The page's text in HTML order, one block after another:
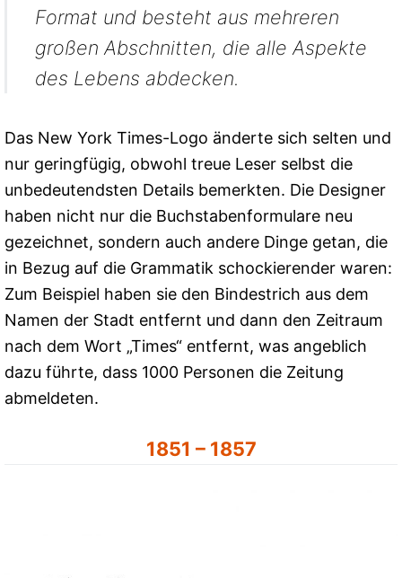
Format und besteht aus mehreren
großen Abschnitten, die alle Aspekte
des Lebens abdecken.
Das New York Times-Logo änderte sich selten und
nur geringfügig, obwohl treue Leser selbst die
unbedeutendsten Details bemerkten. Die Designer
haben nicht nur die Buchstabenformulare neu
gezeichnet, sondern auch andere Dinge getan, die
in Bezug auf die Grammatik schockierender waren:
Zum Beispiel haben sie den Bindestrich aus dem
Namen der Stadt entfernt und dann den Zeitraum
nach dem Wort „Times“ entfernt, was angeblich
dazu führte, dass 1000 Personen die Zeitung
abmeldeten.
1851 – 1857